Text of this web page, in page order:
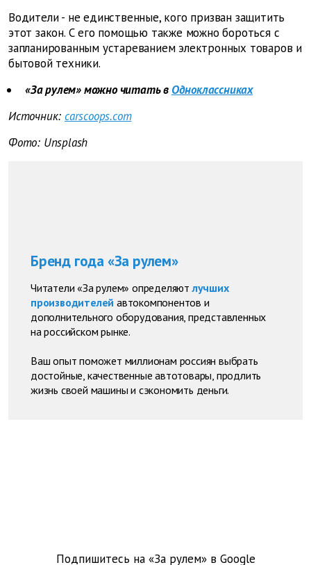
Водители - не единственные, кого призван защитить
этот закон. С его помощью также можно бороться с
запланированным устареванием электронных товаров и
бытовой техники.
«За рулем» можно читать в Одноклассниках
Источник: carscoops.com
Фото: Unsplash
Бренд года «За рулем»
Читатели «За рулем» определяют лучших
производителей автокомпонентов и
дополнительного оборудования, представленных
на российском рынке.
Ваш опыт поможет миллионам россиян выбрать
достойные, качественные автотовары, продлить
жизнь своей машины и сэкономить деньги.
Подпишитесь на «За рулем» в Google